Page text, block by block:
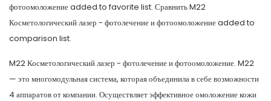
фотоомоложение added to favorite list. Сравнить M22
Косметологический лазер - фотолечение и фотоомоложение added to
comparison list.
M22 Косметологический лазер - фотолечение и фотоомоложение. M22
— это многомодульная система, которая объединила в себе возможности
4 аппаратов от компании. Осуществляет эффективное омоложение кожи